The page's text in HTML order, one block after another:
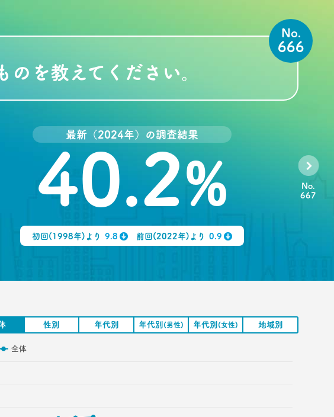
を教えてください。
No.
666
最新（2024年）の調査結果
40.2%
初回(1998年)より
9.8
↓
前回(2022年)より
0.9
↓
No.
667
性別 年代別 年代別 (男性) 年代別 (女性) 地域別
全体